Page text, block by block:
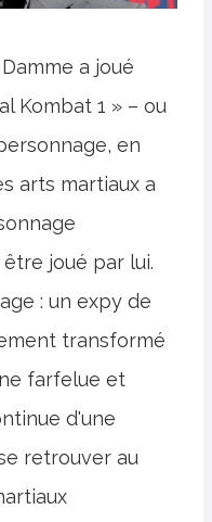
a joué
Kombat 1 » – ou
en
arts martiaux a
joué par lui.
: un expy de
transformé
farfelue et
d'une
retrouver au